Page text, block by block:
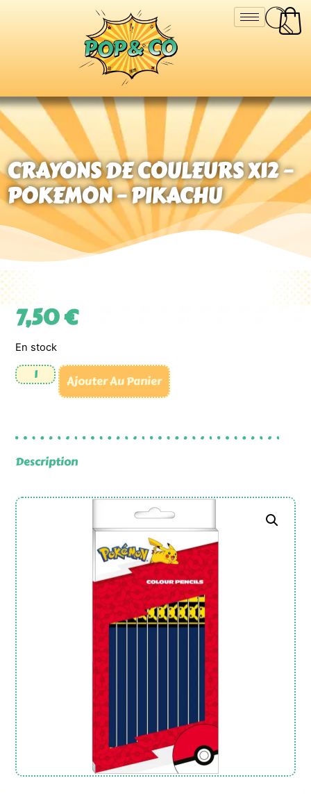
CRAYONS DE COULEURS X12 –
POKEMON – PIKACHU
7,50€
En stock
Ajouter Au Panier
Description